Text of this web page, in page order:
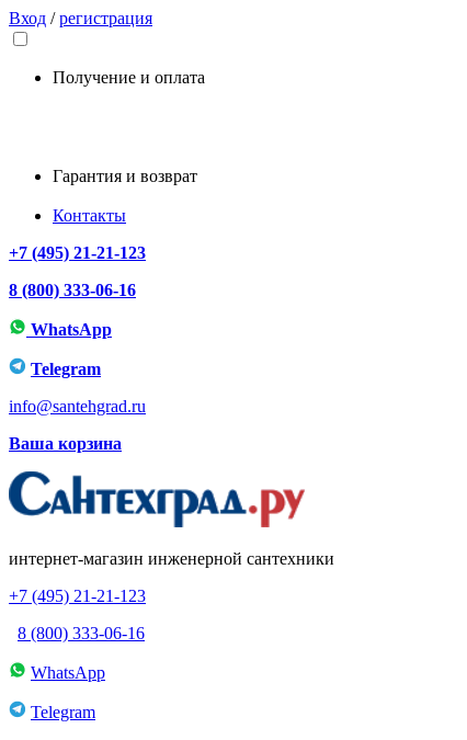
Вход /регистрация
Получение и оплата
Гарантия и возврат
Контакты
+7 (495) 21-21-123
8 (800) 333-06-16
WhatsApp
Telegram
info@santehgrad.ru
Ваша корзина
интернет-магазин инженерной сантехники
+7 (495) 21-21-123
8 (800) 333-06-16
WhatsApp
Telegram